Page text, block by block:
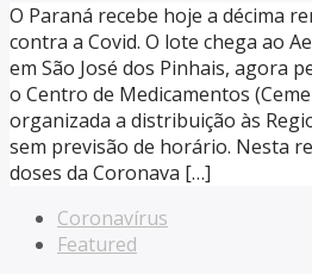
O Paraná recebe hoje a décima
contra a Covid. O lote chega ao
em São José dos Pinhais, agora
o Centro de Medicamentos
organizada a distribuição às
sem previsão de horário. Nesta
doses da Coronava […]
Coronavírus
Featured